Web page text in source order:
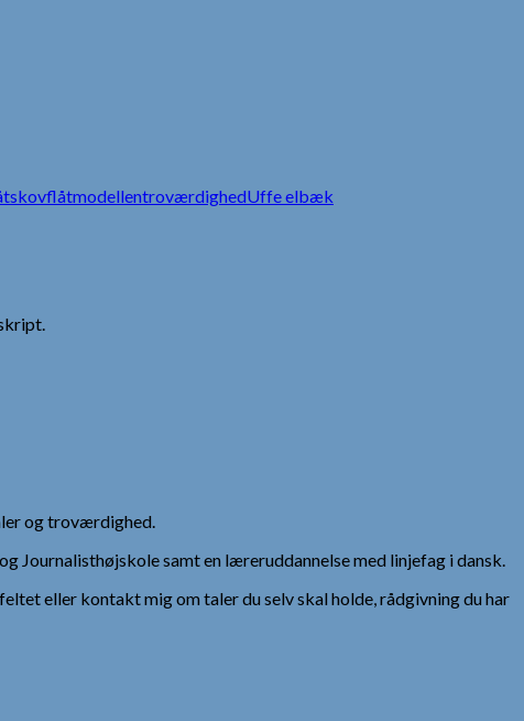
skovflåtmodellentroværdighedUffe elbæk
og troværdighed.
Journalisthøjskole samt en læreruddannelse med linjefag i dansk.
eller kontakt mig om taler du selv skal holde, rådgivning du har